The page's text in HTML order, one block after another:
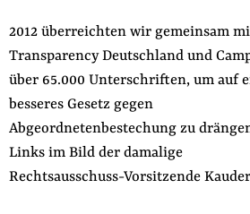
auf
der
Website
Folge Uns
FacebookMastodon
Bluesky
2012 überreichten wir gemeinsam
Transparency Deutschland und
über 65.000 Unterschriften, um auf
besseres Gesetz gegen
Abgeordnetenbestechung zu
Links im Bild der damalige
Rechtsausschuss-Vorsitzende